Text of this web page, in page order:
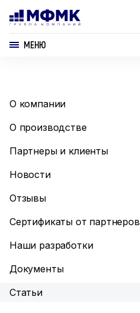
МЕНЮ
О компании
О производстве
Партнеры и клиенты
Новости
Отзывы
Сертификаты от партнеров
Наши разработки
Документы
Статьи